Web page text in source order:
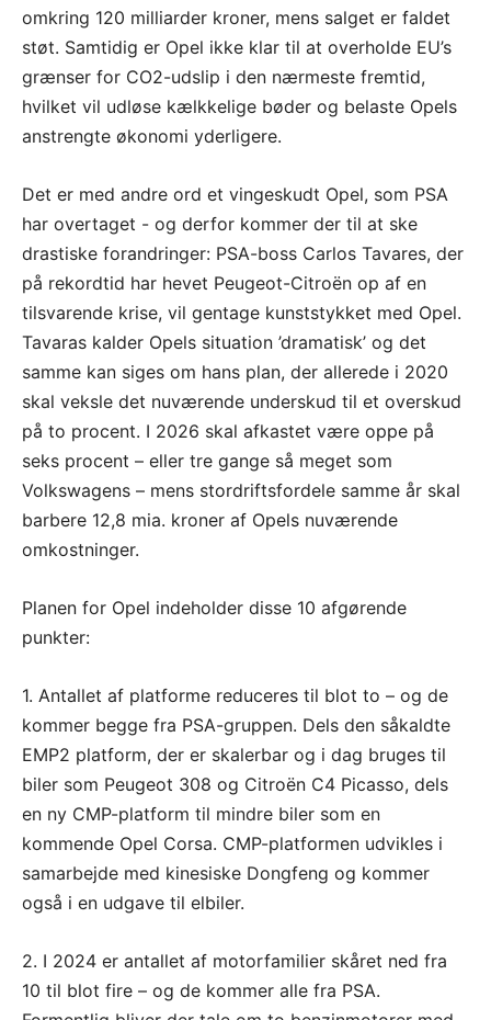
omkring 120 milliarder kroner, mens salget er faldet
støt. Samtidig er Opel ikke klar til at overholde EU’s
grænser for CO2-udslip i den nærmeste fremtid,
hvilket vil udløse kælkkelige bøder og belaste Opels
anstrengte økonomi yderligere.
Det er med andre ord et vingeskudt Opel, som PSA
har overtaget - og derfor kommer der til at ske
drastiske forandringer: PSA-boss Carlos Tavares, der
på rekordtid har hevet Peugeot-Citroën op af en
tilsvarende krise, vil gentage kunststykket med Opel.
Tavaras kalder Opels situation ’dramatisk’ og det
samme kan siges om hans plan, der allerede i 2020
skal veksle det nuværende underskud til et overskud
på to procent. I 2026 skal afkastet være oppe på
seks procent – eller tre gange så meget som
Volkswagens – mens stordriftsfordele samme år skal
barbere 12,8 mia. kroner af Opels nuværende
omkostninger.
Planen for Opel indeholder disse 10 afgørende
punkter:
1. Antallet af platforme reduceres til blot to – og de
kommer begge fra PSA-gruppen. Dels den såkaldte
EMP2 platform, der er skalerbar og i dag bruges til
biler som Peugeot 308 og Citroën C4 Picasso, dels
en ny CMP-platform til mindre biler som en
kommende Opel Corsa. CMP-platformen udvikles i
samarbejde med kinesiske Dongfeng og kommer
også i en udgave til elbiler.
2. I 2024 er antallet af motorfamilier skåret ned fra
10 til blot fire – og de kommer alle fra PSA.